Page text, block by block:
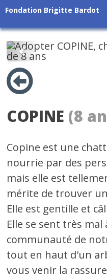
Fondation Brigitte Bardot
Précédent
COPINE (8
Copine est une
nourrie par des
mais elle est
mérite de trouver
Elle est gentille et
Elle se sent très mal
communauté de
tout en haut d'un
vous venir la